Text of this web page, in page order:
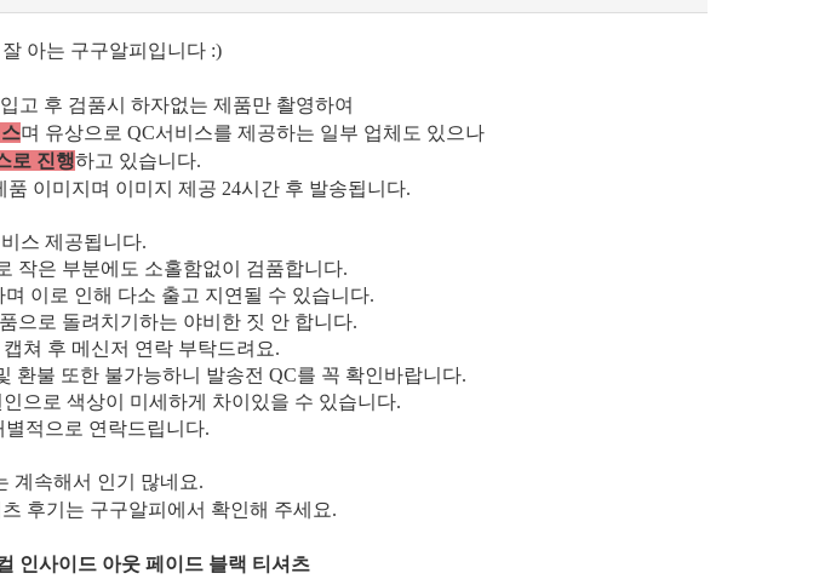
아는 구구알피입니다 :)
고 후 검품시 하자없는 제품만 촬영하여
며 유상으로 QC서비스를 제공하는 일부 업체도 있으나
로 진행하고 있습니다.
이미지며 이미지 제공 24시간 후 발송됩니다.
스 제공됩니다.
작은 부분에도 소홀함없이 검품합니다.
이로 인해 다소 출고 지연될 수 있습니다.
으로 돌려치기하는 야비한 짓 안 합니다.
쳐 후 메신저 연락 부탁드려요.
환불 또한 불가능하니 발송전 QC를 꼭 확인바랍니다.
으로 색상이 미세하게 차이있을 수 있습니다.
적으로 연락드립니다.
계속해서 인기 많네요.
후기는 구구알피에서 확인해 주세요.
인사이드 아웃 페이드 블랙 티셔츠